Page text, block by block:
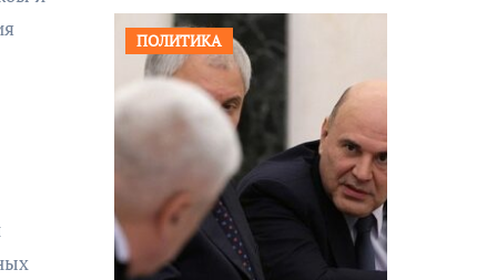
ПОЛИТИКА